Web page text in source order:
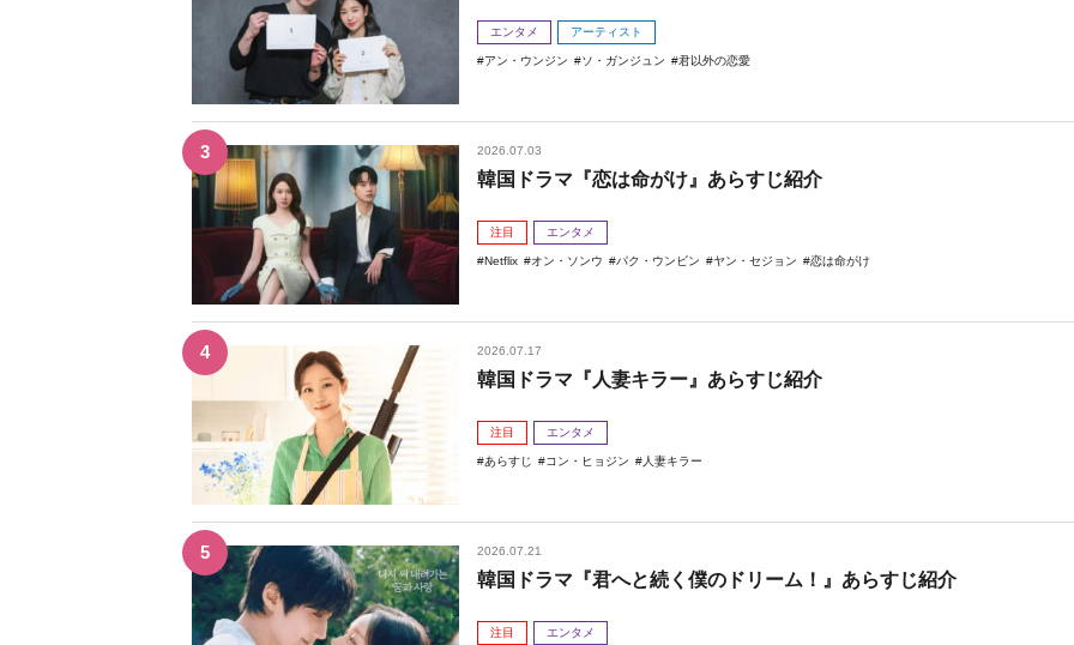
エンタメ アーティスト
アン・ウンジン ソ・ガンジュン 君以外の恋愛
2026.07.03
韓国ドラマ『恋は命がけ』あらすじ紹介
注目 エンタメ
Netflix オン・ソンウ パク・ウンビン ヤン・セジョン 恋は命がけ
2026.07.17
韓国ドラマ『人妻キラー』あらすじ紹介
注目 エンタメ
あらすじ コン・ヒョジン 人妻キラー
2026.07.21
韓国ドラマ『君へと続く僕のドリーム！』あらすじ紹介
注目 エンタメ